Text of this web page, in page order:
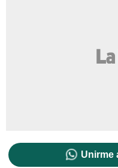
Unirme